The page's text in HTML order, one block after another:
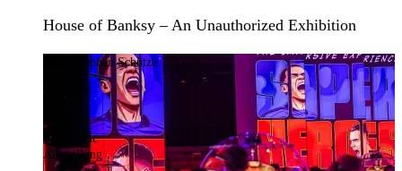
House of Banksy – An Unauthorized Exhibition
Stephan Schütze
Kategorie
Ausstellung